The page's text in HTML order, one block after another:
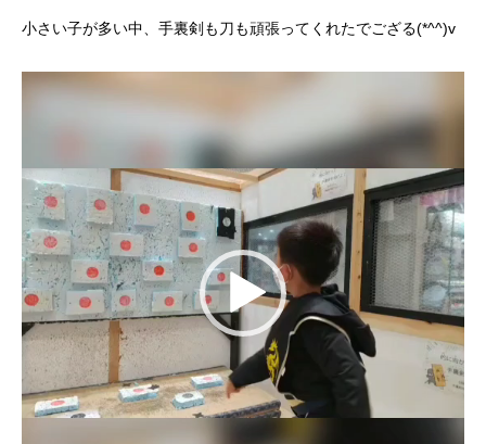
小さい子が多い中、手裏剣も刀も頑張ってくれたでござる(*^^)v
ー